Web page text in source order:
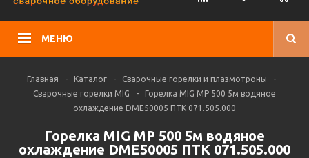
МЕНЮ
Главная - Каталог - Сварочные горелки и плазмотроны
-
Сварочные горелки MIG
-
Горелка MIG MP 500 5м водяное
охлаждение DME50005 ПТК 071.505.000
Горелка MIG MP 500 5м водяное
охлаждение DME50005 ПТК 071.505.000